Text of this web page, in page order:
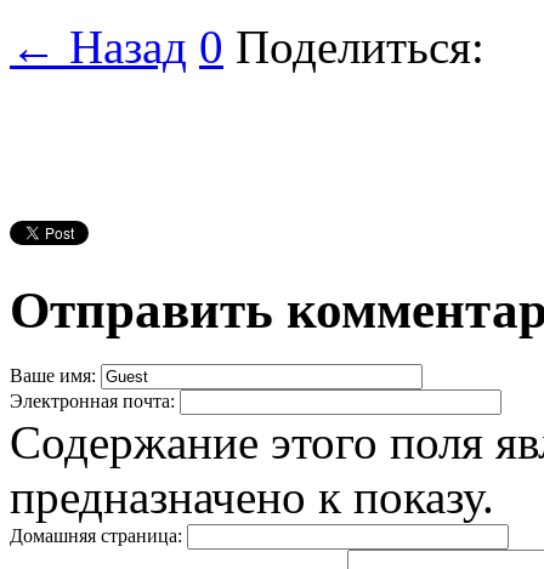
← Назад 0 Поделиться:
Отправить
Ваше имя:
Электронная почта:
Содержание этого поля
предназначено к показу.
Домашняя страница: